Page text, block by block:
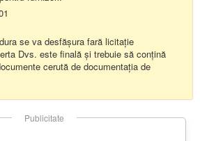
se va desfășura fară licitație
Dvs. este finală și trebuie să conțină
cerută de documentația de
Publicitate